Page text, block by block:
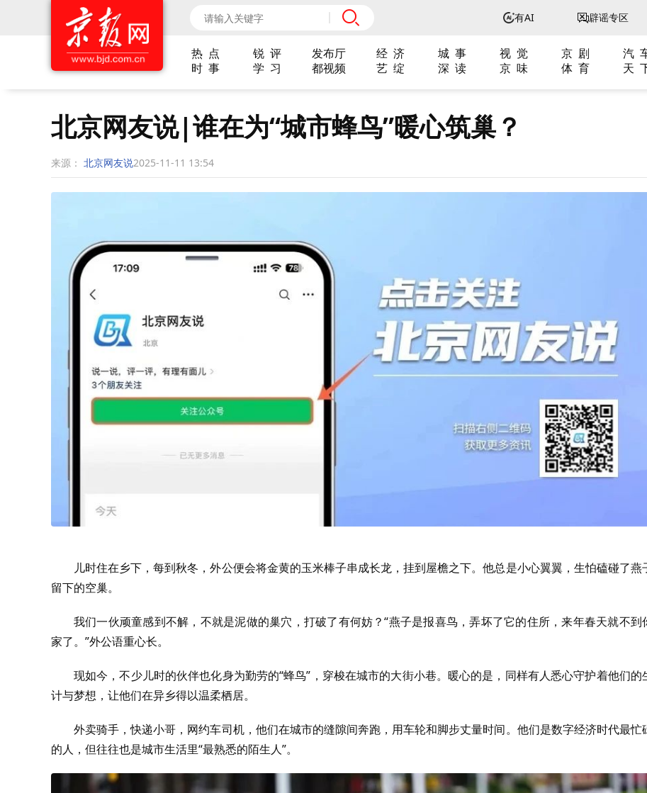
有AI 辟谣专区
热 点 锐 评 发布厅 经 济 城 事 视 觉 京 剧 汽
时 事
学 习 都视频 艺 绽 深 读 京 味 体 育 天
北京网友说|谁在为“城市蜂鸟”暖心筑巢？
来源： 北京网友说2025-11-11 13:54
儿时住在乡下，每到秋冬，外公便会将金黄的玉米棒子串成长龙，挂到屋檐之下。他总是小心翼翼，生怕磕碰了燕
留下的空巢。
我们一伙顽童感到不解，不就是泥做的巢穴，打破了有何妨？“燕子是报喜鸟，弄坏了它的住所，来年春天就不到
家了。”外公语重心长。
现如今，不少儿时的伙伴也化身为勤劳的“蜂鸟”，穿梭在城市的大街小巷。暖心的是，同样有人悉心守护着他们的
计与梦想，让他们在异乡得以温柔栖居。
外卖骑手，快递小哥，网约车司机，他们在城市的缝隙间奔跑，用车轮和脚步丈量时间。他们是数字经济时代最忙
的人，但往往也是城市生活里“最熟悉的陌生人”。